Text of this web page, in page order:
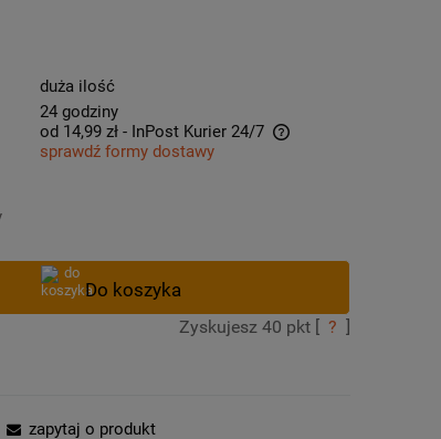
duża ilość
24 godziny
od 14,99 zł - InPost Kurier 24/7
sprawdź formy dostawy
Zyskujesz 40 pkt [ ? ]
zapytaj o produkt